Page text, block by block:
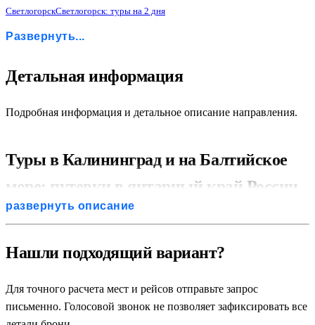
СветлогорскСветлогорск: туры на 2 дня
Некрасово: туры на 2 дня
Балтийск: туры на 2 дня
Туры в Правдинск
Туры в ЖелезнодорожныйЖелезнодорожный: туры на 2 дня
Развернуть...
Детальная информация
Подробная информация и детальное описание направления.
Туры в Калининград и на Балтийское
море: путевки в янтарный край России
Калининградская область — это удивительный, уникальный
старинная архитектура из красного кирпича и замковые
Балтийского побережья. Регулярные экскурсионные туры в
Калининград и на Балтийское море пользуются огромным
развернуть описание
Нашли подходящий вариант?
Для точного расчета мест и рейсов отправьте запрос
письменно. Голосовой звонок не позволяет зафиксировать все